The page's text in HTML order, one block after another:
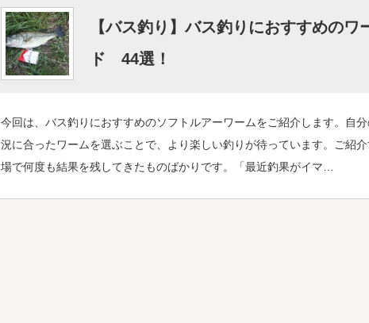
【バス釣り】バス釣りにおすすめのワ
ド 44選！
今回は、バス釣りにおすすめのソフトルアーワームをご紹介します。自
況に合ったワームを選ぶことで、より楽しい釣りが待っています。ご紹
場で何度も結果を残してきたものばかりです。「最近釣果がイマ…